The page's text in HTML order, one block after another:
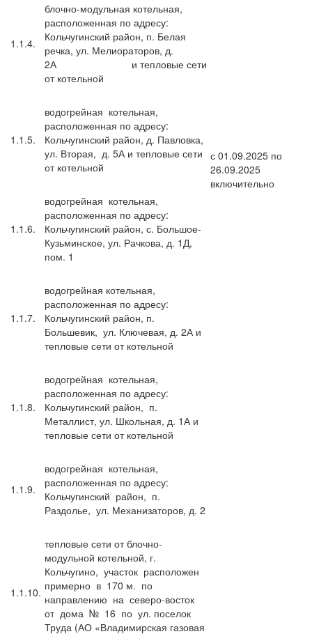
с 01.09.2025 по
26.09.2025
включительно
1.1.4.
блочно-модульная котельная,
расположенная по адресу:
Кольчугинский район, п. Белая
речка, ул. Мелиораторов, д.
2А и тепловые сети
от котельной
1.1.5.
водогрейная котельная,
расположенная по адресу:
Кольчугинский район, д. Павловка,
ул. Вторая, д. 5А и тепловые сети
от котельной
1.1.6.
водогрейная котельная,
расположенная по адресу:
Кольчугинский район, с. Большое-
Кузьминское, ул. Рачкова, д. 1Д,
пом. 1
1.1.7.
водогрейная котельная,
расположенная по адресу:
Кольчугинский район, п.
Большевик, ул. Ключевая, д. 2А и
тепловые сети от котельной
1.1.8.
водогрейная котельная,
расположенная по адресу:
Кольчугинский район, п.
Металлист, ул. Школьная, д. 1А и
тепловые сети от котельной
1.1.9.
водогрейная котельная,
расположенная по адресу:
Кольчугинский район, п.
Раздолье, ул. Механизаторов, д. 2
1.1.10.
тепловые сети от блочно-
модульной котельной, г.
Кольчугино, участок расположен
примерно в 170 м. по
направлению на северо-восток
от дома № 16 по ул. поселок
Труда (АО «Владимирская газовая